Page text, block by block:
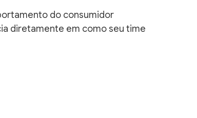
do consumidor
diretamente em como seu time